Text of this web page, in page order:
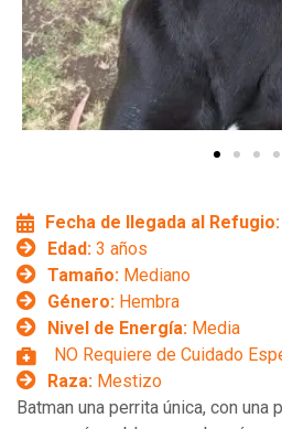
Fecha de llegada al Refugio:
Edad: 3 años
Tamaño: Mediano
Género: Hembra
Nivel de Energía: Media
NO Requiere de Cuidado
Raza: Mestizo
Batman una perrita única, con